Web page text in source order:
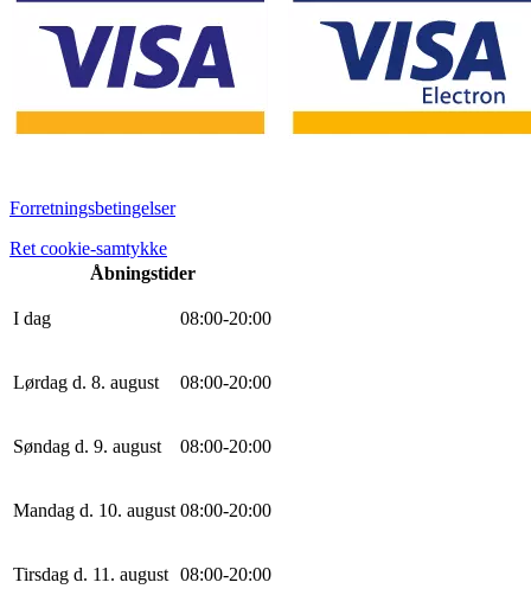
Forretningsbetingelser
Ret cookie-samtykke
Åbningstider
I dag 08:00-20:00
Lørdag d. 8. august 08:00-20:00
Søndag d. 9. august 08:00-20:00
Mandag d. 10. august 08:00-20:00
Tirsdag d. 11. august 08:00-20:00